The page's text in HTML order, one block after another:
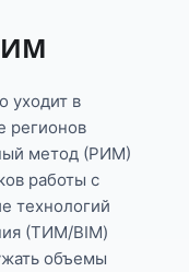
уходит в
регионов
метод (РИМ)
работы с
технологий
(ТИМ/BIM)
объемы